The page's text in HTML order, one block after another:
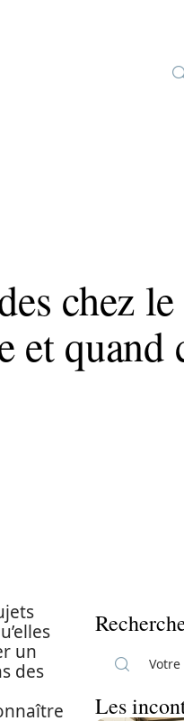
chez
et
un
des
Les